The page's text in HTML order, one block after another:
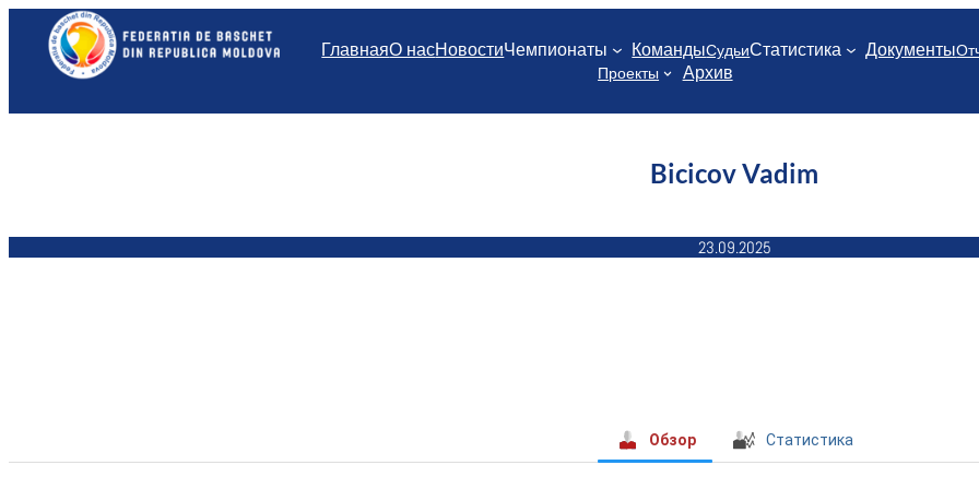
Перейти
содержимому
ГлавнаяО насНовостиЧемпионаты КомандыСудьиСтатистика Документы
Проекты
Архив
Bicicov Vadim
23.09.2025
Обзор Статистика